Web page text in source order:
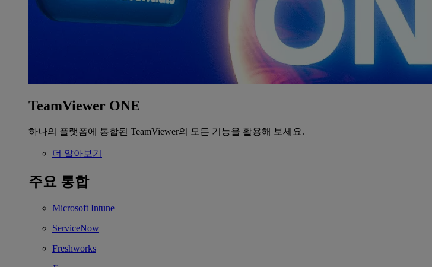
TeamViewer ONE
하나의 플랫폼에 통합된 TeamViewer의 모든 기능을 활용해 보세요.
더 알아보기
주요 통합
Microsoft Intune
ServiceNow
Freshworks